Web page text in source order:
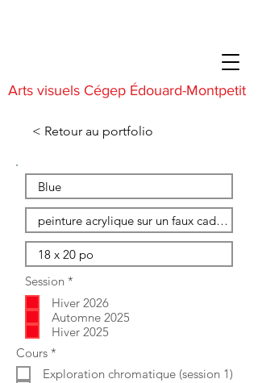
Arts visuels Cégep Édouard-Montpetit
< Retour au portfolio
Session *
l
i
g
a
i
Hiver 2026
Automne 2025
Hiver 2025
Cours *
l
Exploration chromatique (session 1)